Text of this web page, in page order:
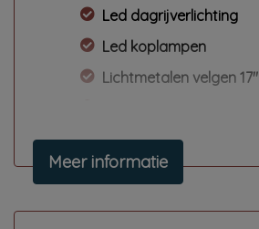
Led dagrijverlichting
Led koplampen
Lichtmetalen velgen 17"
Parkeer assistent
Parkeersensor achter
Meer informatie